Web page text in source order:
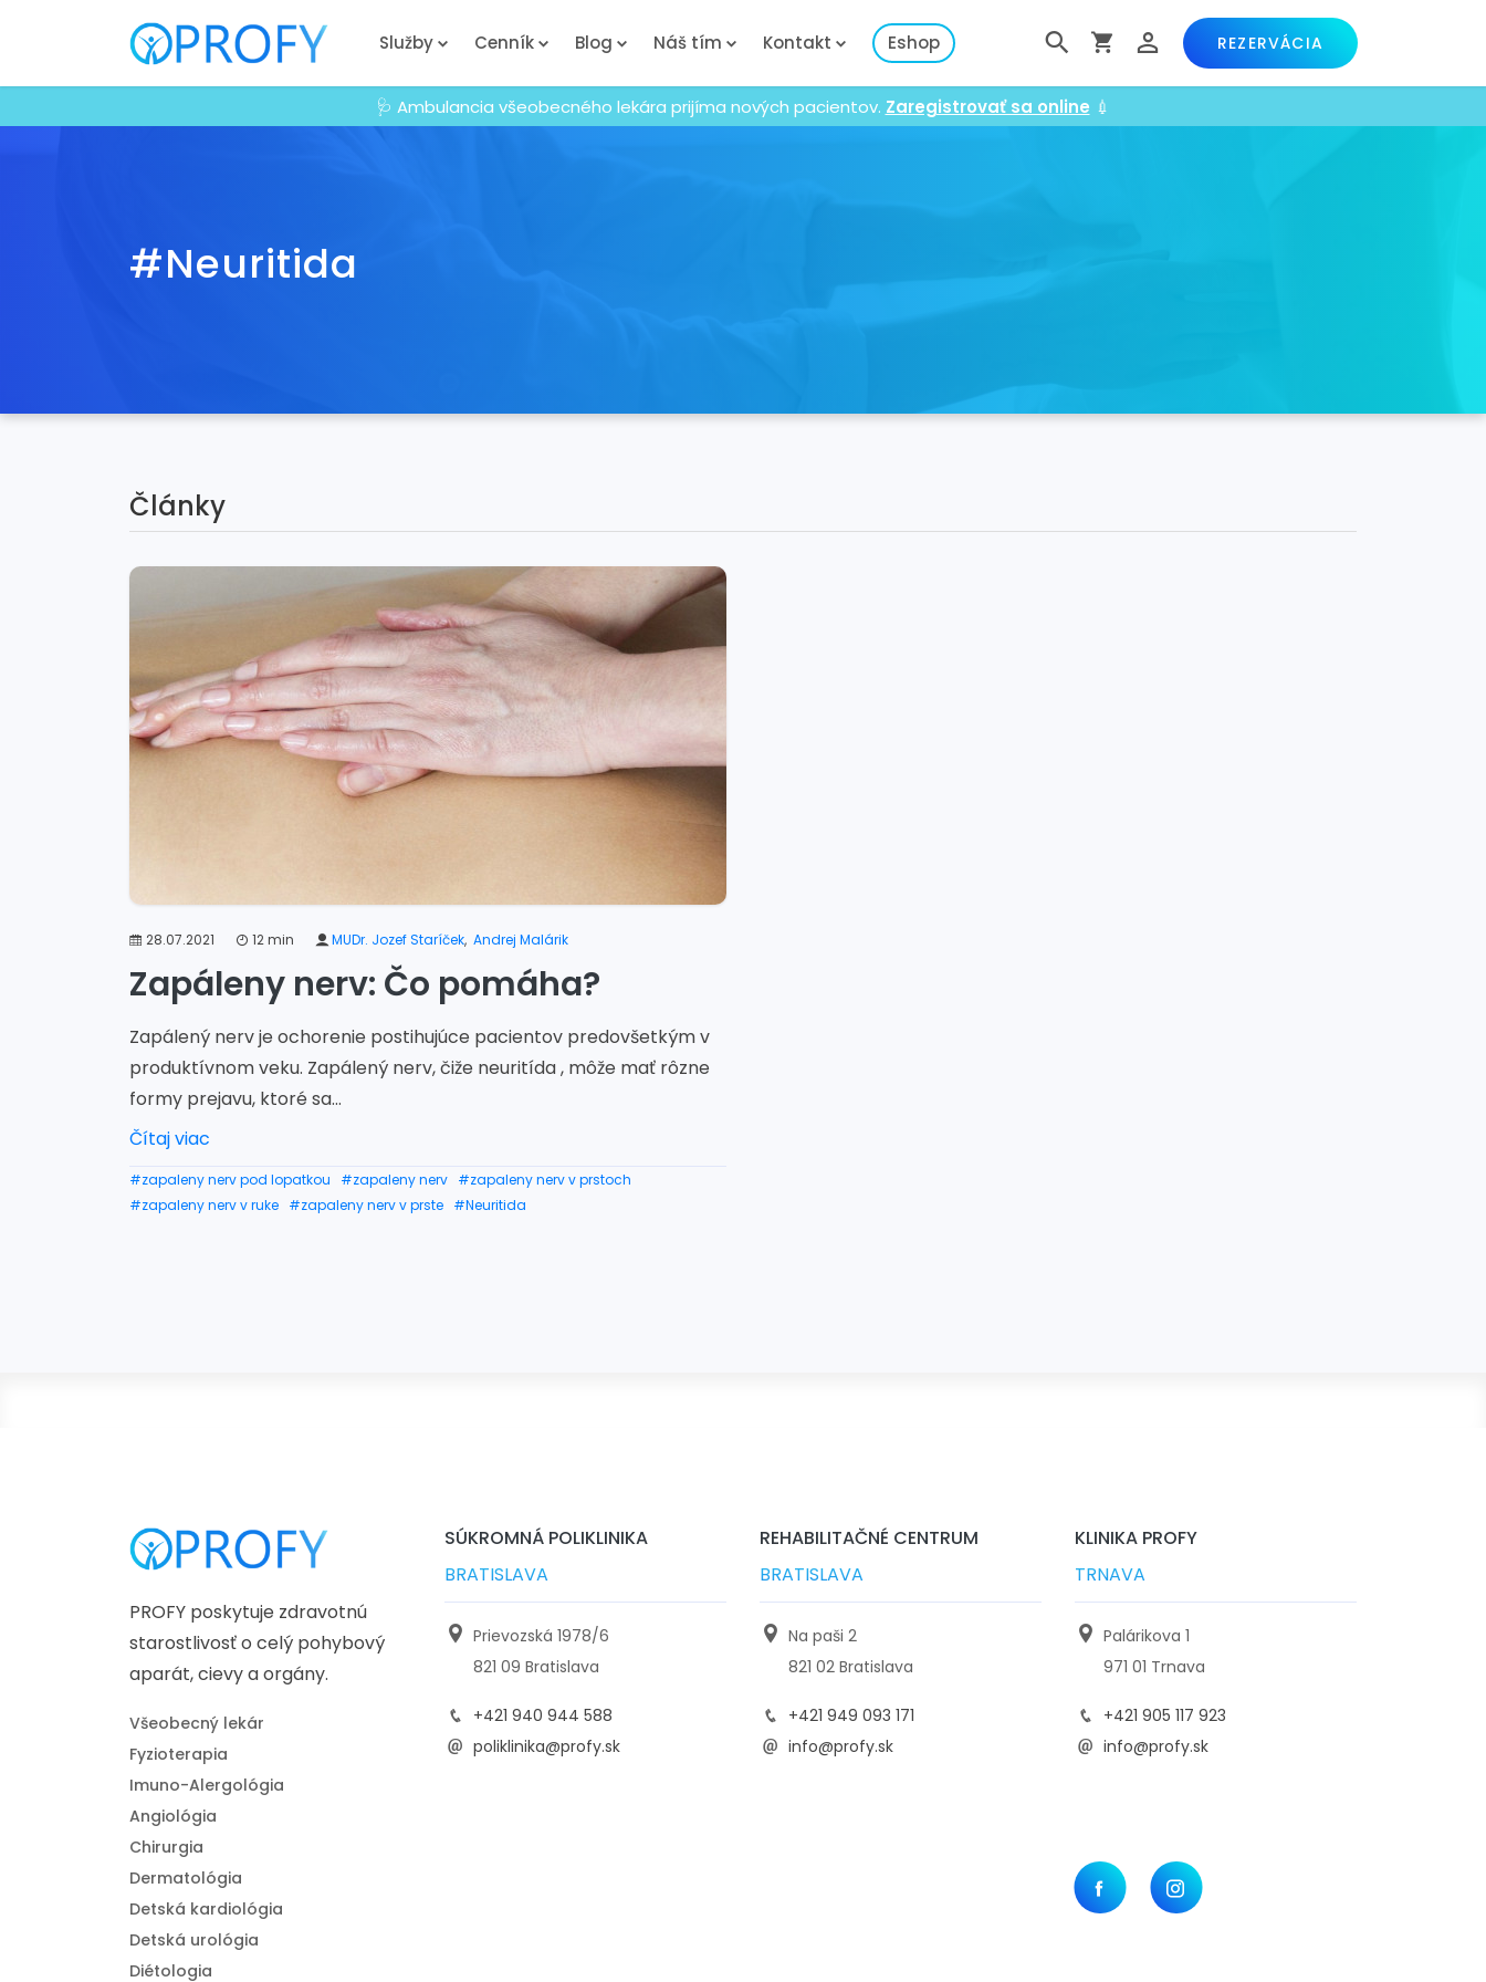
Služby Cenník Blog Náš tím Kontakt Eshop REZERVÁCIA
🩺 Ambulancia všeobecného lekára prijíma nových pacientov. Zaregistrovať sa online 💉
#Neuritida
Články
28.07.2021 12 min MUDr. Jozef Staríček, Andrej Malárik
Zapáleny nerv: Čo pomáha?
Zapálený nerv je ochorenie postihujúce pacientov predovšetkým v
produktívnom veku. Zapálený nerv, čiže neuritída , môže mať rôzne
formy prejavu, ktoré sa...
Čítaj viac
#zapaleny nerv pod lopatkou #zapaleny nerv #zapaleny nerv v prstoch
#zapaleny nerv v ruke #zapaleny nerv v prste #Neuritida
PROFY poskytuje zdravotnú
starostlivosť o celý pohybový
aparát, cievy a orgány.
Všeobecný lekár
Fyzioterapia
Imuno-Alergológia
Angiológia
Chirurgia
Dermatológia
Detská kardiológia
Detská urológia
Diétologia
SÚKROMNÁ POLIKLINIKA
BRATISLAVA
Prievozská 1978/6
821 09 Bratislava
+421 940 944 588
poliklinika@profy.sk
REHABILITAČNÉ CENTRUM
BRATISLAVA
Na paši 2
821 02 Bratislava
+421 949 093 171
info@profy.sk
KLINIKA PROFY
TRNAVA
Palárikova 1
971 01 Trnava
+421 905 117 923
info@profy.sk